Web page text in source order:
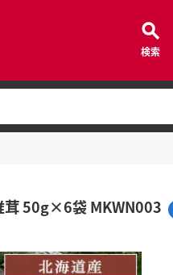
検索
茸 50g×6袋 MKWN003